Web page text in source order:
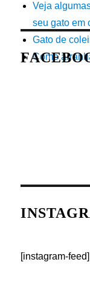
Veja
seu gato em
Gato de
Como
[instagram-feed]